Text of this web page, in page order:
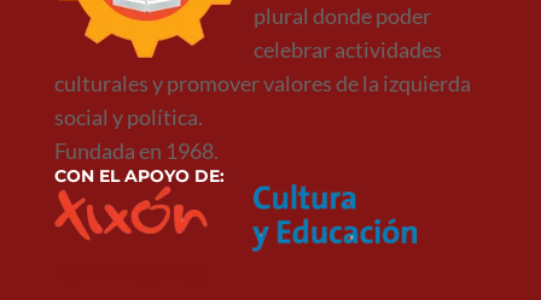
plural donde poder
celebrar actividades
culturales y promover valores de la izquierda
social y política.
Fundada en 1968.
CON EL APOYO DE: